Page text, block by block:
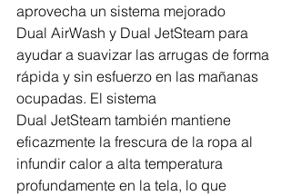
aprovecha un sistema mejorado
Dual AirWash y Dual JetSteam para
ayudar a suavizar las arrugas de forma
rápida y sin esfuerzo en las mañanas
ocupadas. El sistema
Dual JetSteam también mantiene
eficazmente la frescura de la ropa al
infundir calor a alta temperatura
profundamente en la tela, lo que